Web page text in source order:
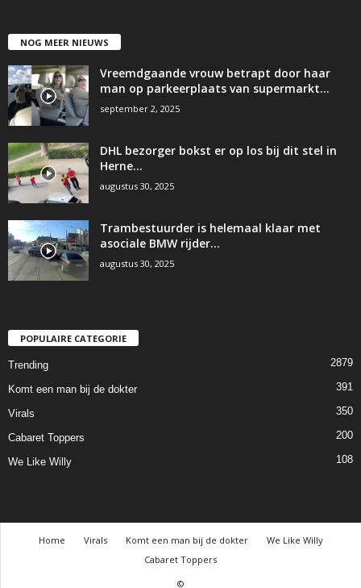
NOG MEER NIEUWS
Vreemdgaande vrouw betrapt door haar
man op parkeerplaats van supermarkt…
september 2, 2025
DHL bezorger bokst er op los bij dit stel in
Herne…
augustus 30, 2025
Trambestuurder is helemaal klaar met
asociale BMW rijder…
augustus 30, 2025
POPULAIRE CATEGORIE
Trending 2879
Komt een man bij de dokter 391
Virals 350
Cabaret Toppers 200
We Like Willy 108
Home Virals Komt een man bij de dokter
We Like Willy
Cabaret Toppers
©